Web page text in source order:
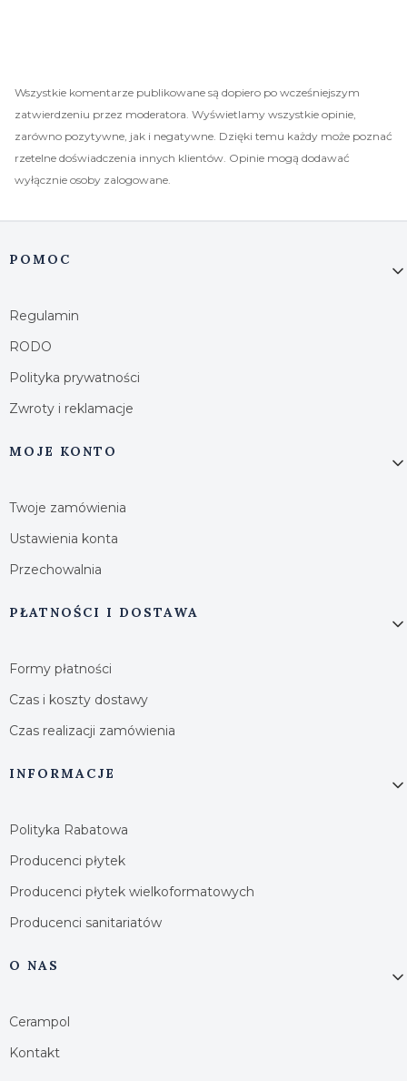
Wszystkie komentarze publikowane są dopiero po wcześniejszym
zatwierdzeniu przez moderatora. Wyświetlamy wszystkie opinie,
zarówno pozytywne, jak i negatywne. Dzięki temu każdy może poznać
rzetelne doświadczenia innych klientów. Opinie mogą dodawać
wyłącznie osoby zalogowane.
Linki w stopce
POMOC
Regulamin
RODO
Polityka prywatności
Zwroty i reklamacje
MOJE KONTO
Twoje zamówienia
Ustawienia konta
Przechowalnia
PŁATNOŚCI I DOSTAWA
Formy płatności
Czas i koszty dostawy
Czas realizacji zamówienia
INFORMACJE
Polityka Rabatowa
Producenci płytek
Producenci płytek wielkoformatowych
Producenci sanitariatów
O NAS
Cerampol
Kontakt